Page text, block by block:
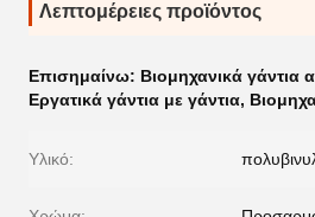
Λεπτομέρειες προϊόντος
Επισημαίνω: Βιομηχανικά γάντια
Εργατικά γάντια με γάντια,
Υλικό: